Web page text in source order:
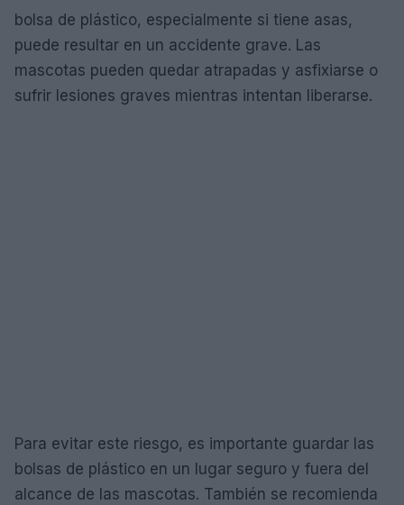
bolsa de plástico, especialmente si tiene asas,
puede resultar en un accidente grave. Las
mascotas pueden quedar atrapadas y asfixiarse o
sufrir lesiones graves mientras intentan liberarse.
Para evitar este riesgo, es importante guardar las
bolsas de plástico en un lugar seguro y fuera del
alcance de las mascotas. También se recomienda